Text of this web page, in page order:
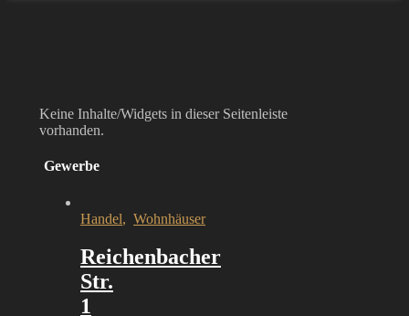
Keine Inhalte/Widgets in dieser Seitenleiste
vorhanden.
Gewerbe
Handel, Wohnhäuser
Reichenbacher
Str.
1